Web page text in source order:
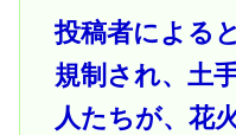
投稿者による
規制され、土
人たちが、花